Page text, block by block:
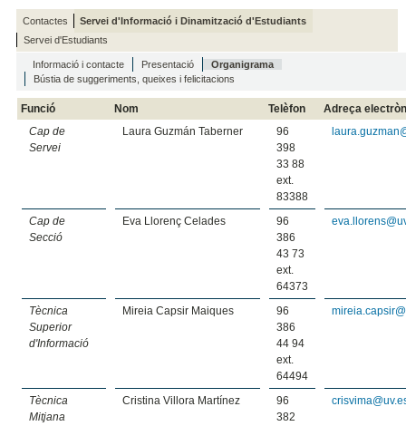
Contactes
Servei d'Informació i Dinamització d'Estudiants
Servei d'Estudiants
Informació i contacte Presentació
Organigrama
Bústia de suggeriments, queixes i felicitacions
Funció Nom Telèfon
Adreça
Cap de
Servei
Laura Guzmán Taberner
96
398
33 88
ext.
83388
Cap de
Secció
Eva Llorenç Celades
96
386
43 73
ext.
64373
Tècnica
Superior
d'Informació
Mireia Capsir Maiques
96
386
44 94
ext.
64494
Tècnica
Mitjana
Cristina Villora Martínez
96
382